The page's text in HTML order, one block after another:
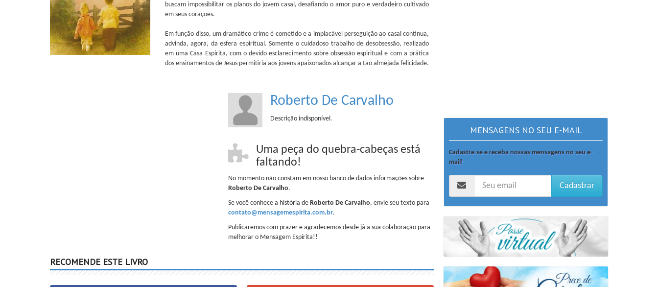
buscam impossibilitar os planos do jovem casal, desafiando o amor puro e verdadeiro cultivado
em seus corações.
Em função disso, um dramático crime é cometido e a implacável perseguição ao casal continua,
advinda, agora, da esfera espiritual. Somente o cuidadoso trabalho de desobsessão, realizado
em uma Casa Espírita, com o devido esclarecimento sobre obsessão espiritual e com a prática
dos ensinamentos de Jesus permitiria aos jovens apaixonados alcançar a tão almejada felicidade.
Roberto De Carvalho
Descrição indisponível.
Uma peça do quebra-cabeças está
faltando!
No momento não constam em nosso banco de dados informações sobre
Roberto De Carvalho.
Se você conhece a história de Roberto De Carvalho, envie seu texto para
contato@mensagemespirita.com.br.
Publicaremos com prazer e agradecemos desde já a sua colaboração para
melhorar o Mensagem Espírita!!
RECOMENDE ESTE LIVRO
MENSAGENS NO SEU E-MAIL
Cadastre-se e receba nossas mensagens no seu e-
mail!
Cadastrar